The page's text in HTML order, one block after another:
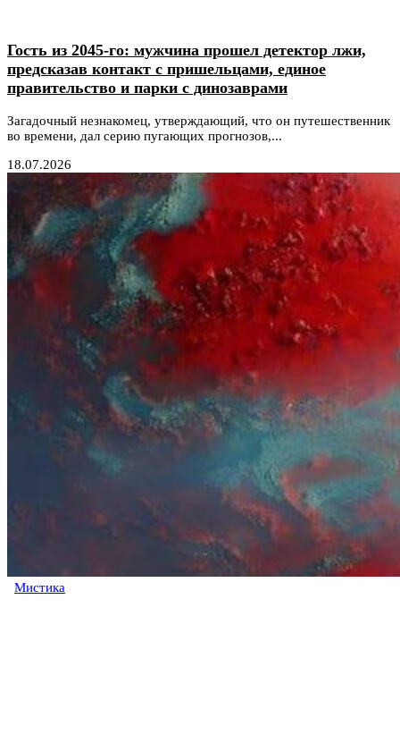
Гость из 2045-го: мужчина прошел детектор лжи,
предсказав контакт с пришельцами, единое
правительство и парки с динозаврами
Загадочный незнакомец, утверждающий, что он путешественник
во времени, дал серию пугающих прогнозов,...
18.07.2026
Мистика